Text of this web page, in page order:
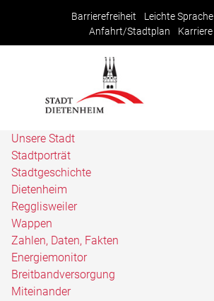
Barrierefreiheit Leichte Sprache
Anfahrt/Stadtplan
Karriere
Unsere Stadt
Stadtporträt
Stadtgeschichte
Dietenheim
Regglisweiler
Wappen
Zahlen, Daten, Fakten
Energiemonitor
Breitbandversorgung
Miteinander